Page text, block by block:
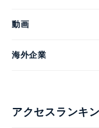
動画
海外企業
アクセスランキ